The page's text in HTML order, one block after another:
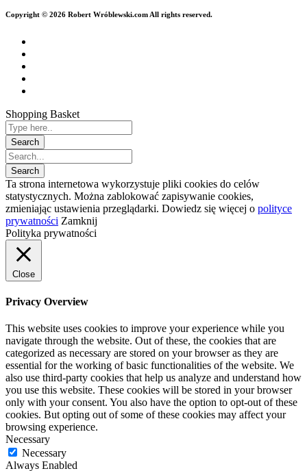
Copyright © 2026 Robert Wróblewski.com All rights reserved.
Shopping Basket
Ta strona internetowa wykorzystuje pliki cookies do celów
statystycznych. Można zablokować zapisywanie cookies,
zmieniając ustawienia przeglądarki. Dowiedz się więcej o polityce
prywatności Zamknij
Polityka prywatności
Close
Privacy Overview
This website uses cookies to improve your experience while you
navigate through the website. Out of these, the cookies that are
categorized as necessary are stored on your browser as they are
essential for the working of basic functionalities of the website. We
also use third-party cookies that help us analyze and understand how
you use this website. These cookies will be stored in your browser
only with your consent. You also have the option to opt-out of these
cookies. But opting out of some of these cookies may affect your
browsing experience.
Necessary
Necessary
Always Enabled